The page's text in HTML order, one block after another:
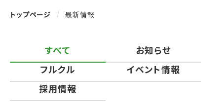
トップページ 最新情報
すべて
お知らせ
フルクル
イベント情報
採用情報